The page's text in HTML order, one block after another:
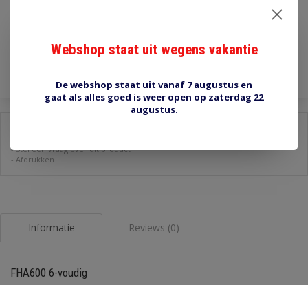
€9,10
Toevoegen aan winkelwagen
-Stel een vraag over dit product
- Afdrukken
Informatie Reviews (0)
FHA600 6-voudig
Webshop staat uit wegens vakantie
De webshop staat uit vanaf 7 augustus en
gaat als alles goed is weer open op zaterdag 22
augustus.